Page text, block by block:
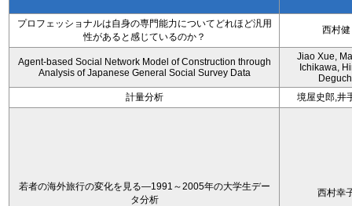
プロフェッショナルは自身の専門能力についてどれほど汎用
性があると感じているのか？
西村健
Agent-based Social Network Model of Construction through
Analysis of Japanese General Social Survey Data
Jiao Xue,
Ichikawa,
計量分析
境屋史郎,井
若者の海外旅行の変化を見る―1991～2005年の大学生デー
タ分析
西村幸